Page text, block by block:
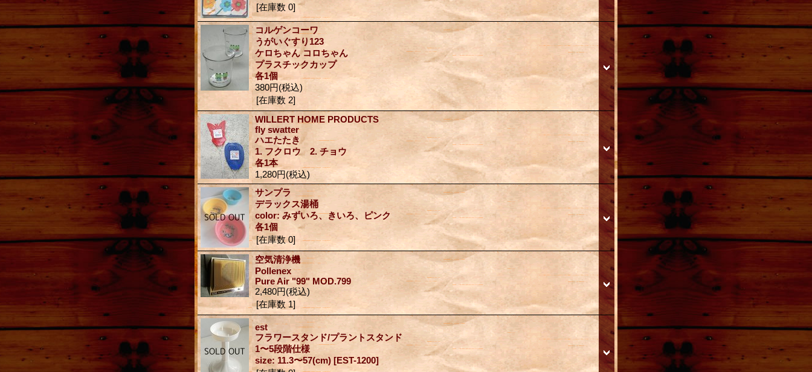
[在庫数 0]
コルゲンコーワ
うがいぐすり123
ケロちゃん コロちゃん
プラスチックカップ
各1個
380円(税込)
[在庫数 2]
WILLERT HOME PRODUCTS
fly swatter
ハエたたき
1. フクロウ 2. チョウ
各1本
1,280円(税込)
サンプラ
デラックス湯桶
color: みずいろ、きいろ、ピンク
各1個
[在庫数 0]
空気清浄機
Pollenex
Pure Air "99" MOD.799
2,480円(税込)
[在庫数 1]
est
フラワースタンド/プラントスタンド
1〜5段階仕様
size: 11.3〜57(cm) [EST-1200]